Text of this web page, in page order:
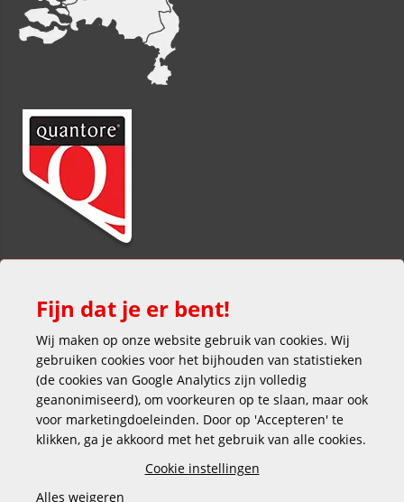
Veilig en gemakkelijk betalen
Fijn dat je er bent!
Wij maken op onze website gebruik van cookies. Wij
gebruiken cookies voor het bijhouden van statistieken
(de cookies van Google Analytics zijn volledig
geanonimiseerd), om voorkeuren op te slaan, maar ook
voor marketingdoeleinden. Door op 'Accepteren' te
klikken, ga je akkoord met het gebruik van alle cookies.
Cookie instellingen
Alles weigeren